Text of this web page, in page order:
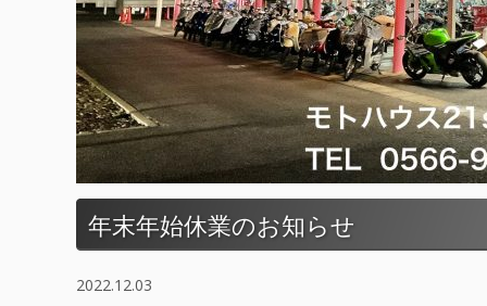
年末年始休業のお知らせ
2022.12.03